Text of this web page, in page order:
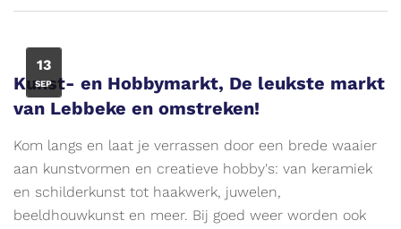
ZO
13
SEP
Kunst- en Hobbymarkt, De leukste markt
van Lebbeke en omstreken!
Kom langs en laat je verrassen door een brede waaier
aan kunstvormen en creatieve hobby's: van keramiek
en schilderkunst tot haakwerk, juwelen,
beeldhouwkunst en meer. Bij goed weer worden ook